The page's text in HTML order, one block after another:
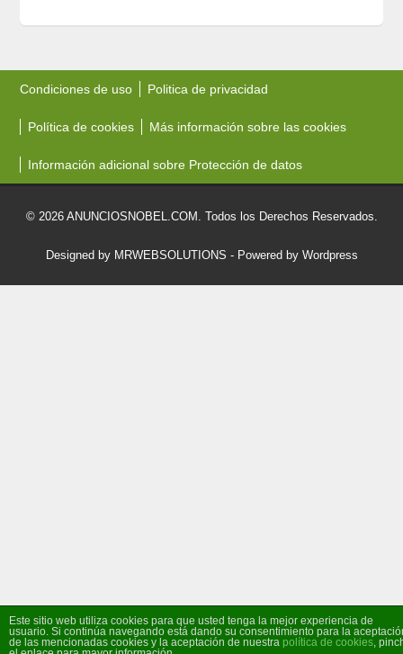
Condiciones de uso Politica de privacidad
Política de cookies Más información sobre las cookies
Información adicional sobre Protección de datos
© 2026 ANUNCIOSNOBEL.COM. Todos los Derechos Reservados.
Designed by MRWEBSOLUTIONS - Powered by Wordpress
Este sitio web utiliza cookies para que usted tenga la mejor experiencia de
usuario. Si continúa navegando está dando su consentimiento para la
de las mencionadas cookies y la aceptación de nuestra política de cookies,